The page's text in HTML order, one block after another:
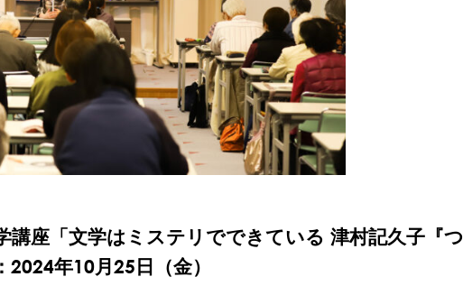
座「文学はミステリでできている 津村記久子『つ
年10月25日（金）